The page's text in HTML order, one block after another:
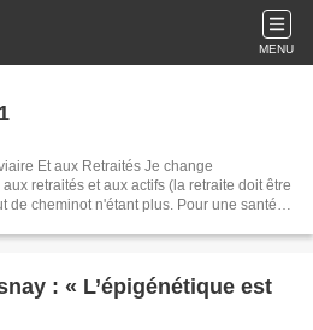
MENU
Et aux Retraités Je change
retraités et aux actifs (la retraite doit être
de cheminot n'étant plus. Pour une santé
symphonie du vivant). Mais je poursuis
: « L’épigénétique est